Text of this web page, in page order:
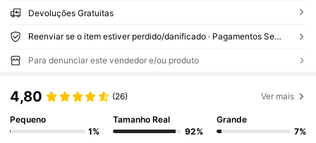
Devoluções Gratuitas
Reenviar se o item estiver perdido/danificado · Pagamentos Seguros · Proteção de privacidade
Para denunciar este vendedor e/ou produto
4,80 (26) Ver mais
Pequeno
1%
Tamanho Real
92%
Grande
7%